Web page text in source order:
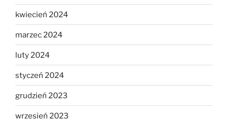
kwiecień 2024
marzec 2024
luty 2024
styczeń 2024
grudzień 2023
wrzesień 2023